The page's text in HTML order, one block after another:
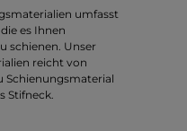
umfasst
es Ihnen
schienen. Unser
reicht von
Schienungsmaterial
Stifneck.